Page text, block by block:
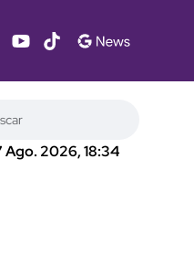
Ago. 2026, 18:34